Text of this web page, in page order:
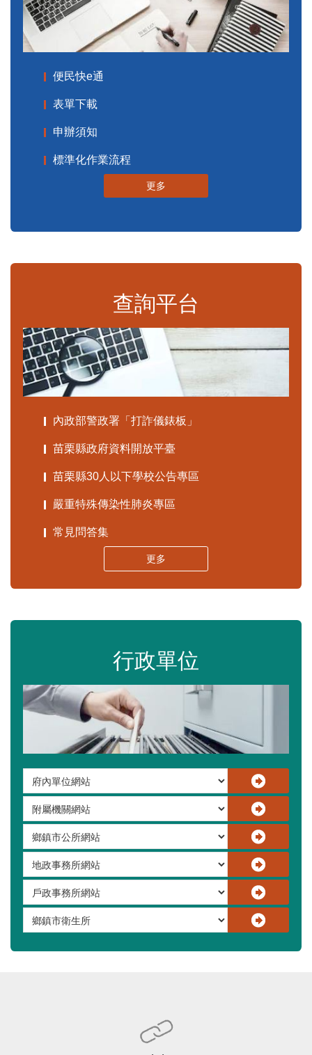
便民快e通
表單下載
申辦須知
標準化作業流程
更多
查詢平台
內政部警政署「打詐儀錶板」
苗栗縣政府資料開放平臺
苗栗縣30人以下學校公告專區
嚴重特殊傳染性肺炎專區
常見問答集
更多
行政單位